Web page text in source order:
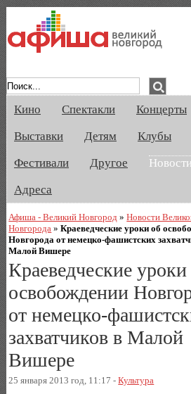
Кино Спектакли
Концерты
Выставки
Детям
Клубы
Фестивали
Другое
Новости
Адреса
Афиша - Великий Новгород »Новости
Новгорода »Краеведческие уроки об
Новгорода от немецко-фашистских
Малой Вишере
Краеведческие
освобождении
от немецко-
захватчиков в Малой
Вишере
25 января 2013 год, 11:17 -Культура